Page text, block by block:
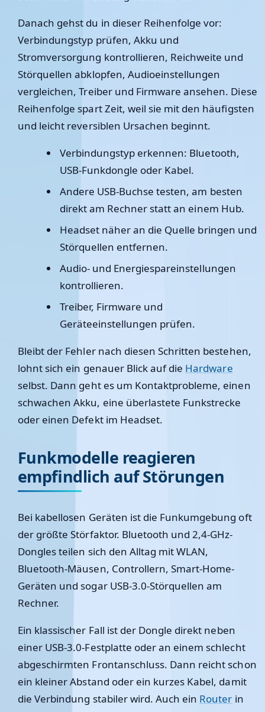
Danach gehst du in dieser Reihenfolge vor:
Verbindungstyp prüfen, Akku und
Stromversorgung kontrollieren, Reichweite und
Störquellen abklopfen, Audioeinstellungen
vergleichen, Treiber und Firmware ansehen. Diese
Reihenfolge spart Zeit, weil sie mit den häufigsten
und leicht reversiblen Ursachen beginnt.
Verbindungstyp erkennen: Bluetooth,
USB-Funkdongle oder Kabel.
Andere USB-Buchse testen, am besten
direkt am Rechner statt an einem Hub.
Headset näher an die Quelle bringen und
Störquellen entfernen.
Audio- und Energiespareinstellungen
kontrollieren.
Treiber, Firmware und
Geräteeinstellungen prüfen.
Bleibt der Fehler nach diesen Schritten bestehen,
lohnt sich ein genauer Blick auf die Hardware
selbst. Dann geht es um Kontaktprobleme, einen
schwachen Akku, eine überlastete Funkstrecke
oder einen Defekt im Headset.
Funkmodelle reagieren
empfindlich auf Störungen
Bei kabellosen Geräten ist die Funkumgebung oft
der größte Störfaktor. Bluetooth und 2,4-GHz-
Dongles teilen sich den Alltag mit WLAN,
Bluetooth-Mäusen, Controllern, Smart-Home-
Geräten und sogar USB-3.0-Störquellen am
Rechner.
Ein klassischer Fall ist der Dongle direkt neben
einer USB-3.0-Festplatte oder an einem schlecht
abgeschirmten Frontanschluss. Dann reicht schon
ein kleiner Abstand oder ein kurzes Kabel, damit
die Verbindung stabiler wird. Auch ein Router in